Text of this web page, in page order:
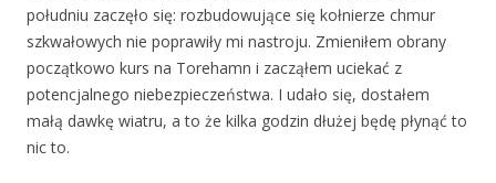
południu zaczęło się: rozbudowujące się kołnierze chmur
szkwałowych nie poprawiły mi nastroju. Zmieniłem obrany
początkowo kurs na Torehamn i zacząłem uciekać z
potencjalnego niebezpieczeństwa. I udało się, dostałem
małą dawkę wiatru, a to że kilka godzin dłużej będę płynąć to
nic to.